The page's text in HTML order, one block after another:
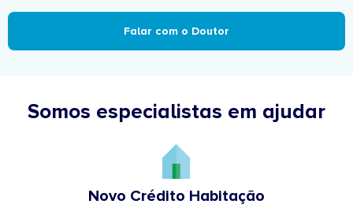
Falar com o Doutor
Somos especialistas em ajudar
Novo Crédito Habitação